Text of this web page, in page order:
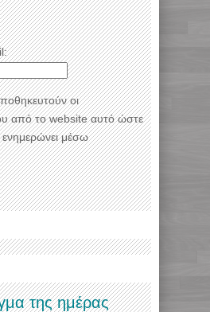
οι
από το website αυτό ώστε
μέσω
της ημέρας